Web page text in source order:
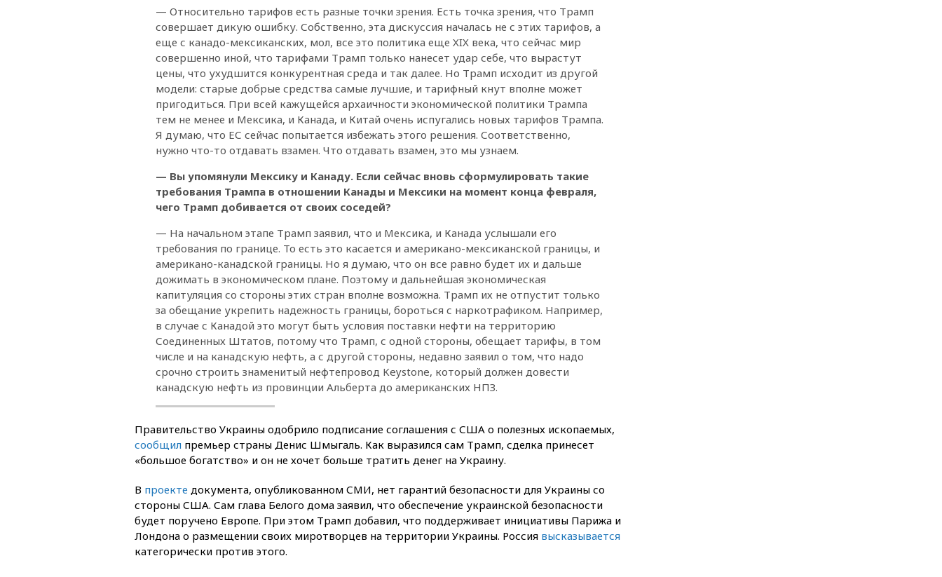
автобусу в Запорожской
области
17:25
В аэропортах Сочи и
Геленджика сняты
ограничения
17:17 Власти РФ помогут
пострадавшему от атак на
склады Wildberries бизнесу
16:55 Экс-директору Popcorn
Books запросили четыре года
условно
16:46ЦБ: международные
резервы России снизились
Херсонской области направят
6,8 млрд рублей
16:16 The Guardian: ученые
США создали
15:45Спутник «Электро-Л» №
5 введен в эксплуатацию
15:35Два человека погибли
при атаках дронов ВСУ в
Брянской области
15:15
нанести ущерб экономике в
размере €800 млрд
14:49 Пентагон озаботился
критикой Трампа по поводу
дефицита боеприпасов
14:40 В Германии задержан
— Относительно тарифов есть разные точки зрения. Есть точка зрения, что Трамп
совершает дикую ошибку. Собственно, эта дискуссия началась не с этих тарифов, а
еще с канадо-мексиканских, мол, все это политика еще XIX века, что сейчас мир
совершенно иной, что тарифами Трамп только нанесет удар себе, что вырастут
цены, что ухудшится конкурентная среда и так далее. Но Трамп исходит из другой
модели: старые добрые средства самые лучшие, и тарифный кнут вполне может
пригодиться. При всей кажущейся архаичности экономической политики Трампа
тем не менее и Мексика, и Канада, и Китай очень испугались новых тарифов Трампа.
Я думаю, что ЕС сейчас попытается избежать этого решения. Соответственно,
нужно что-то отдавать взамен. Что отдавать взамен, это мы узнаем.
— Вы упомянули Мексику и Канаду. Если сейчас вновь сформулировать такие
требования Трампа в отношении Канады и Мексики на момент конца февраля,
чего Трамп добивается от своих соседей?
— На начальном этапе Трамп заявил, что и Мексика, и Канада услышали его
требования по границе. То есть это касается и американо-мексиканской границы, и
американо-канадской границы. Но я думаю, что он все равно будет их и дальше
дожимать в экономическом плане. Поэтому и дальнейшая экономическая
капитуляция со стороны этих стран вполне возможна. Трамп их не отпустит только
за обещание укрепить надежность границы, бороться с наркотрафиком. Например,
в случае с Канадой это могут быть условия поставки нефти на территорию
Соединенных Штатов, потому что Трамп, с одной стороны, обещает тарифы, в том
числе и на канадскую нефть, а с другой стороны, недавно заявил о том, что надо
срочно строить знаменитый нефтепровод Keystone, который должен довести
канадскую нефть из провинции Альберта до американских НПЗ.
Правительство Украины одобрило подписание соглашения с США о полезных ископаемых,
сообщил премьер страны Денис Шмыгаль. Как выразился сам Трамп, сделка принесет
«большое богатство» и он не хочет больше тратить денег на Украину.
В проекте документа, опубликованном СМИ, нет гарантий безопасности для Украины со
стороны США. Сам глава Белого дома заявил, что обеспечение украинской безопасности
будет поручено Европе. При этом Трамп добавил, что поддерживает инициативы Парижа и
Лондона о размещении своих миротворцев на территории Украины. Россия высказывается
категорически против этого.